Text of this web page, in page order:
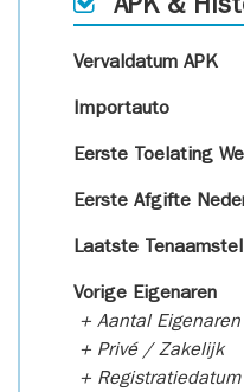
APK &
Vervaldatum APK
Importauto
Eerste Toelating
Eerste Afgifte
Laatste
Vorige Eigenaren
+ Aantal Eigenaren
+ Privé / Zakelijk
+